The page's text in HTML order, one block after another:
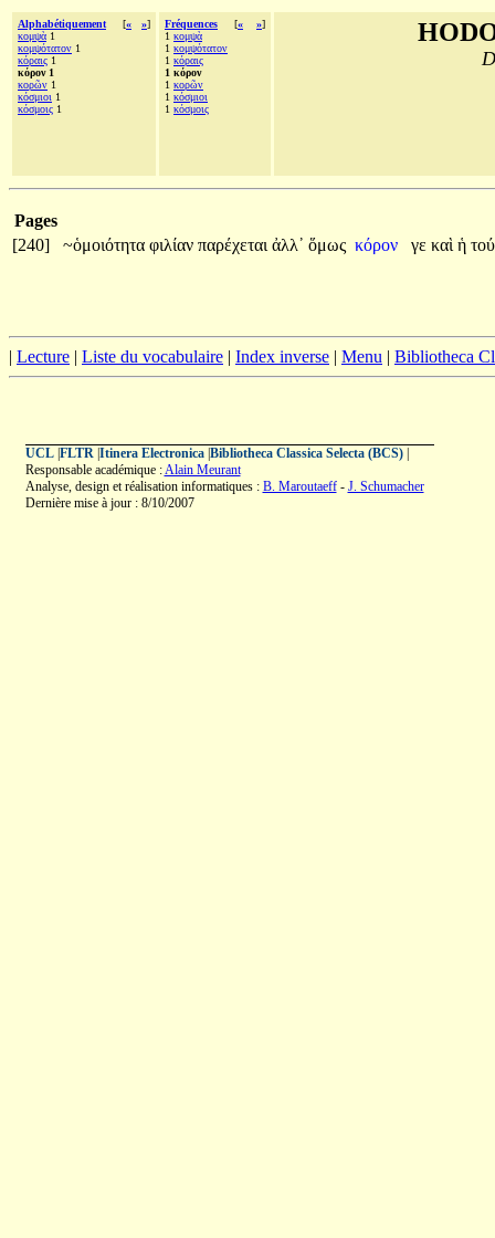
Alphabétiquement [« »]
κομψὰ 1
κομψότατον 1
κόραις 1
κόρον 1
κορῶν 1
κόσμιοι 1
κόσμοις 1
Fréquences [« »]
1 κομψὰ
1 κομψότατον
1 κόραις
1 κόρον
1 κορῶν
1 κόσμιοι
1 κόσμοις
Pages
[240]
~ὁμοιότητα φιλίαν παρέχεται ἀλλ᾽ ὅμως κόρον γε καὶ ἡ
| Lecture | Liste du vocabulaire | Index inverse | Menu | Bibliotheca
UCL| FLTR| Itinera Electronica| Bibliotheca Classica Selecta (BCS)|
Responsable académique :Alain Meurant
Analyse, design et réalisation informatiques : B. Maroutaeff- J. Schumacher
Dernière mise à jour : 8/10/2007